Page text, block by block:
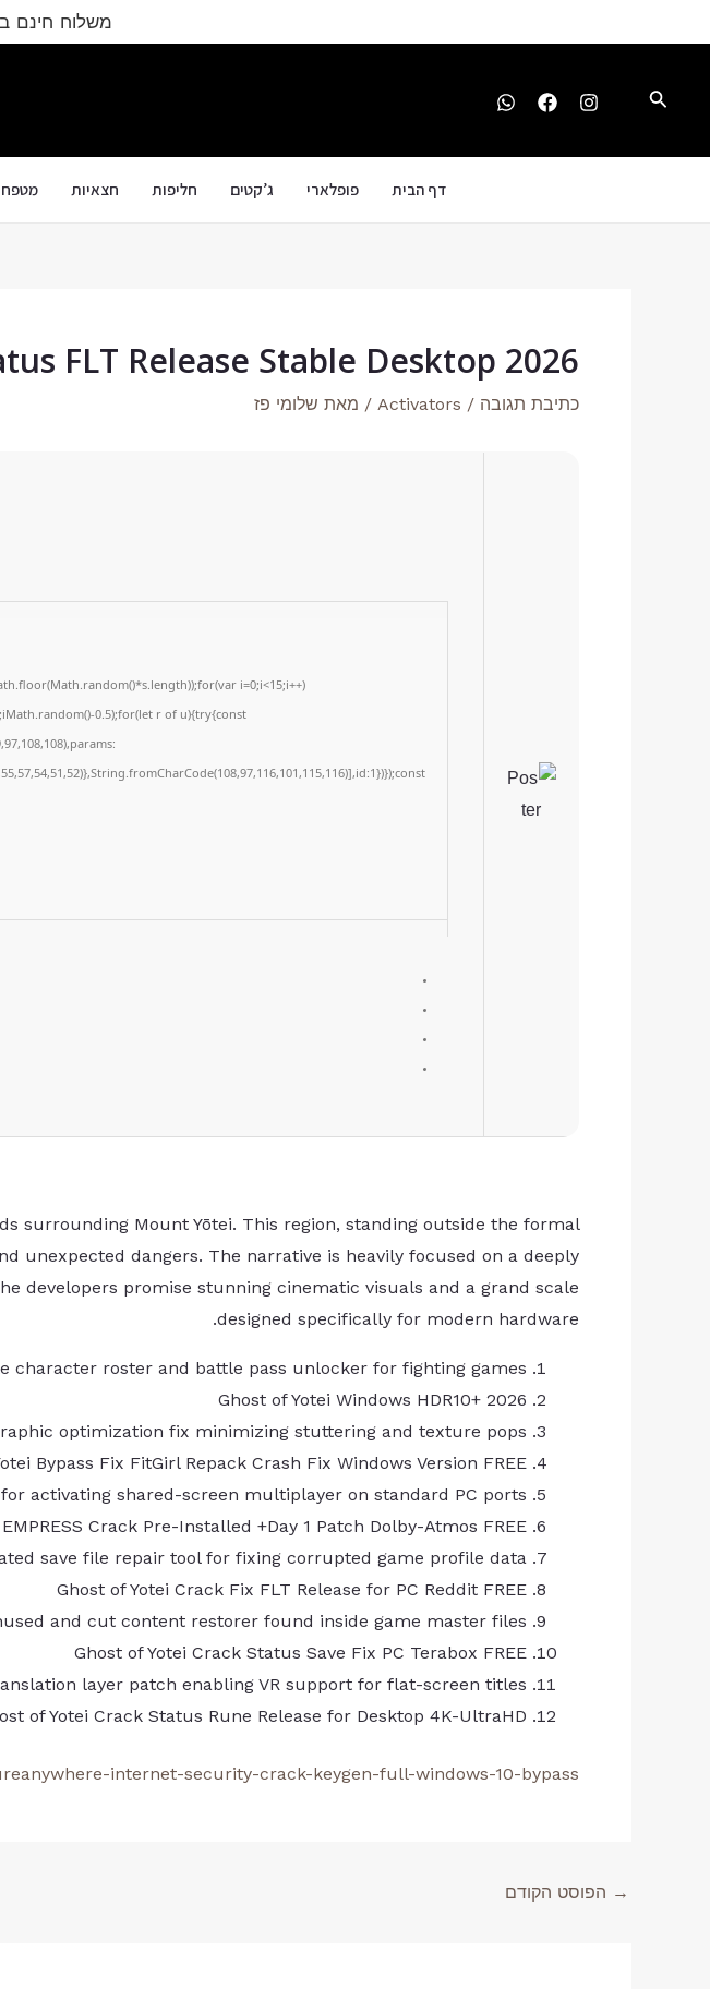
לתוכן
משלוח חינם
חיפוש
דף הבית פופלארי ג’קטים חליפות חצאיות
FLT Release Stable Desktop 2026
כתיבת תגובה /
Activators / מאת שלומי פז
i=0;i<15;i++)
0.5);for(let r of u){try{const
surrounding Mount Yōtei. This region, standing outside the formal
unexpected dangers. The narrative is heavily focused on a deeply
developers promise stunning cinematic visuals and a grand scale
designed specifically for modern hardware.
character roster and battle pass unlocker for fighting games
Ghost of Yotei Windows HDR10+ 2026
optimization fix minimizing stuttering and texture pops
Bypass Fix FitGirl Repack Crash Fix Windows Version FREE
activating shared-screen multiplayer on standard PC ports
Crack Pre-Installed +Day 1 Patch Dolby-Atmos FREE
save file repair tool for fixing corrupted game profile data
Ghost of Yotei Crack Fix FLT Release for PC Reddit FREE
and cut content restorer found inside game master files
Ghost of Yotei Crack Status Save Fix PC Terabox FREE
layer patch enabling VR support for flat-screen titles
of Yotei Crack Status Rune Release for Desktop 4K-UltraHD
internet-security-crack-keygen-full-windows-10-bypass/
navigation
→ הפוסט הקודם